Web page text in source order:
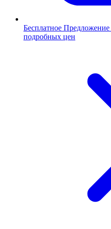
Бесплатное Предложение
подробных цен